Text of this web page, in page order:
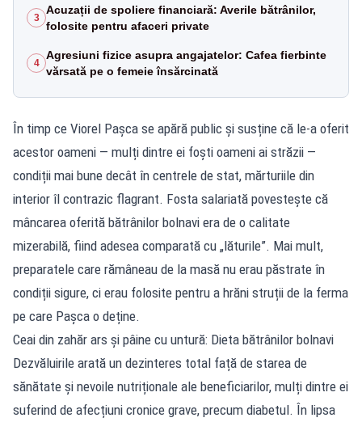
3
Acuzații de spoliere financiară: Averile bătrânilor,
folosite pentru afaceri private
4
Agresiuni fizice asupra angajatelor: Cafea fierbinte
vărsată pe o femeie însărcinată
În timp ce Viorel Pașca se apără public și susține că le-a oferit
acestor oameni — mulți dintre ei foști oameni ai străzii —
condiții mai bune decât în centrele de stat, mărturiile din
interior îl contrazic flagrant. Fosta salariată povestește că
mâncarea oferită bătrânilor bolnavi era de o calitate
mizerabilă, fiind adesea comparată cu „lăturile”. Mai mult,
preparatele care rămâneau de la masă nu erau păstrate în
condiții sigure, ci erau folosite pentru a hrăni struții de la ferma
pe care Pașca o deține.
Ceai din zahăr ars și pâine cu untură: Dieta bătrânilor bolnavi
Dezvăluirile arată un dezinteres total față de starea de
sănătate și nevoile nutriționale ale beneficiarilor, mulți dintre ei
suferind de afecțiuni cronice grave, precum diabetul. În lipsa